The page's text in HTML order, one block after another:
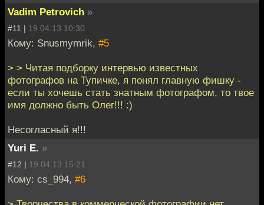
Vadim Petrovich »
#11 | 19.04.13 10:30
Кому: Snusmymrik, #5
> > Читая подборку интервью известных
фотографов на Тупичке, я понял главную фишку -
если ты хочешь стать знатным фотографом, то твое
имя должно быть Олег!!! :)
Несогласный я!!!
Yuri E. »
#12 | 19.04.13 15:21
Кому: cs_994, #6